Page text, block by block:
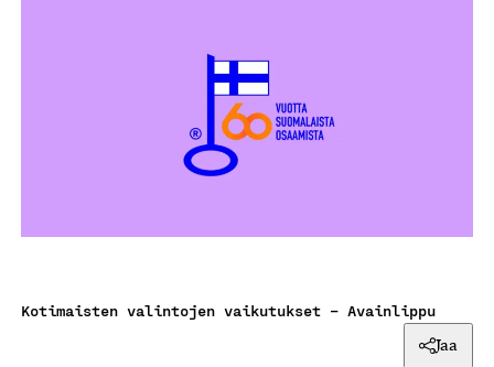
Kotimaisten valintojen vaikutukset – Avainlippu
Jaa